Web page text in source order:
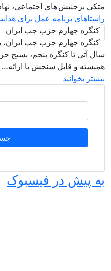
برجنبش های اجتماعی،
برنامه عمل برای هدایت
چهارم حزب چپ ایران
چهارم حزب چپ ایران، با
تا کنگره پنجم، بسیج حزب را
و قابل سنجش با ارائه…
در فیسبوک